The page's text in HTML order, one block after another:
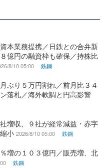
本業務提携／日鉄との合弁新
億円の融資枠も確保／持株比
8/10 05:00 鉄鋼
ぶり５万円割れ／前月比３４
落札／海外軟調と円高影響
増収、９社が経常減益・赤字
小 2026/8/10 05:00 鉄鋼
増の１０３億円／販売増、北
鉄鋼